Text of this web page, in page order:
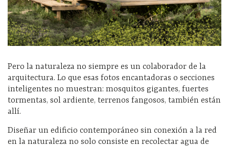
Pero la naturaleza no siempre es un colaborador de la
arquitectura. Lo que esas fotos encantadoras o secciones
inteligentes no muestran: mosquitos gigantes, fuertes
tormentas, sol ardiente, terrenos fangosos, también están
allí.
Diseñar un edificio contemporáneo sin conexión a la red
en la naturaleza no solo consiste en recolectar agua de